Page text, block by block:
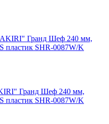
Гранд Шеф 240 мм,
пластик SHR-0087W/K